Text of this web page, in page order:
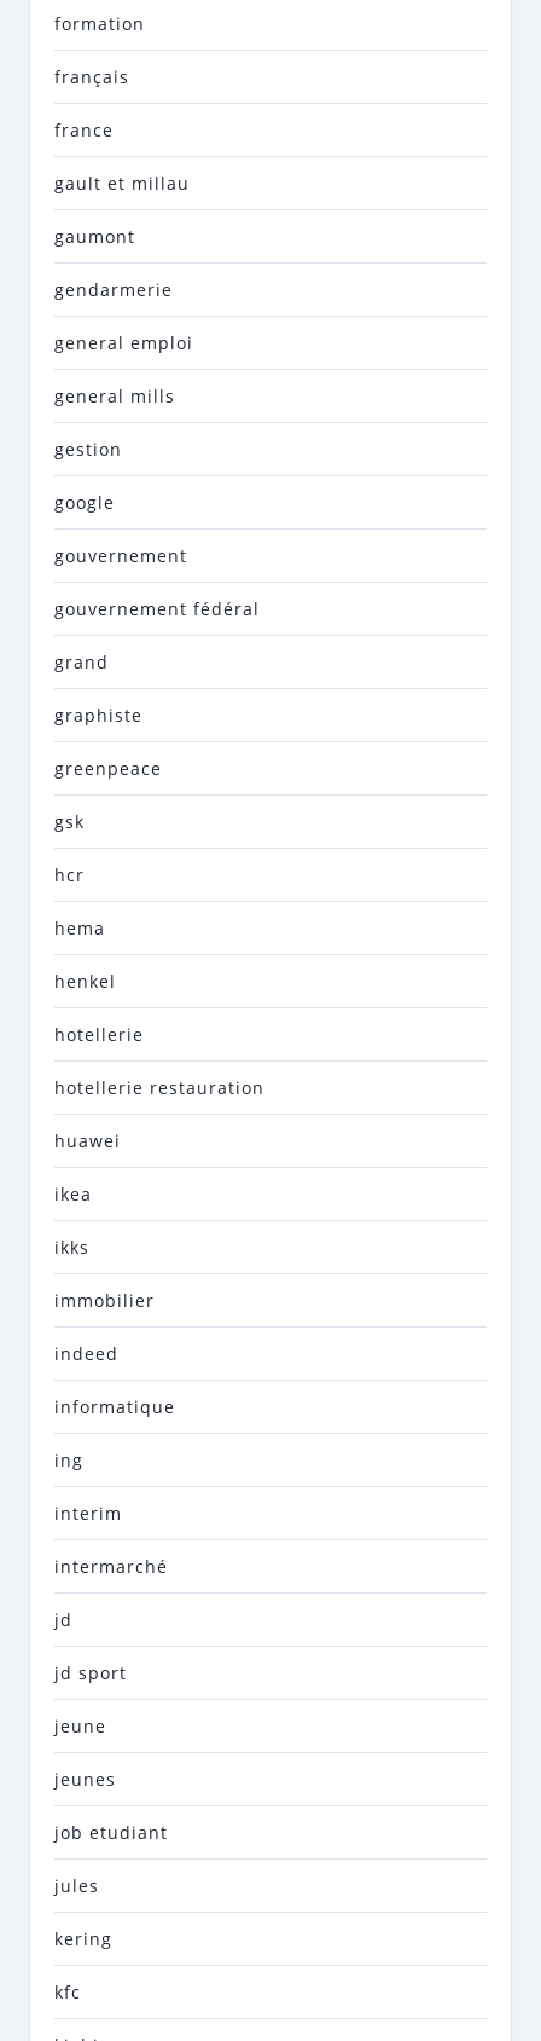
formation
français
france
gault et millau
gaumont
gendarmerie
general emploi
general mills
gestion
google
gouvernement
gouvernement fédéral
grand
graphiste
greenpeace
gsk
hcr
hema
henkel
hotellerie
hotellerie restauration
huawei
ikea
ikks
immobilier
indeed
informatique
ing
interim
intermarché
jd
jd sport
jeune
jeunes
job etudiant
jules
kering
kfc